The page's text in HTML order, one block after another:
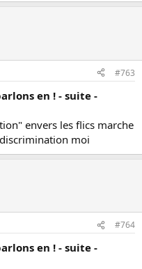
#763
en ! - suite -
envers les flics marche
moi
#764
en ! - suite -